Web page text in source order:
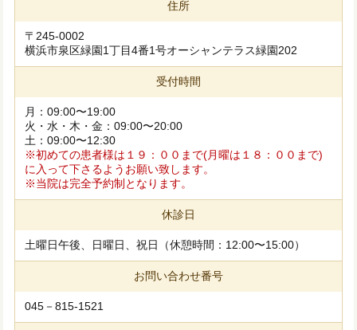
住所
〒245-0002
横浜市泉区緑園1丁目4番1号オーシャンテラス緑園202
受付時間
月：09:00〜19:00
火・水・木・金：09:00〜20:00
土：09:00〜12:30
※初めての患者様は１９：００まで(月曜は１８：００まで)
に入って下さるようお願い致します。
※当院は完全予約制となります。
休診日
土曜日午後、日曜日、祝日（休憩時間：12:00〜15:00）
お問い合わせ番号
045－815-1521